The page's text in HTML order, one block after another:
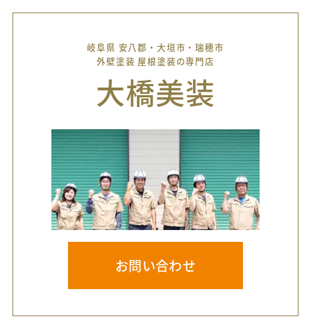
岐阜県 安八郡・大垣市・瑞穂市
外壁塗装 屋根塗装の専門店
大橋美装
お問い合わせ